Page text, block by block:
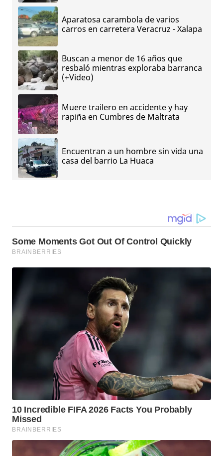
Aparatosa carambola de varios
carros en carretera Veracruz - Xalapa
Buscan a menor de 16 años que
resbaló mientras exploraba barranca
(+Video)
Muere trailero en accidente y hay
rapiña en Cumbres de Maltrata
Encuentran a un hombre sin vida una
casa del barrio La Huaca